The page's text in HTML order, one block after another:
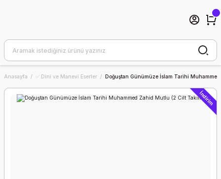
Anasayfa ✅ Dini ve Manevi Eserler Doğuştan Günümüze İslam Tarihi
İndirim